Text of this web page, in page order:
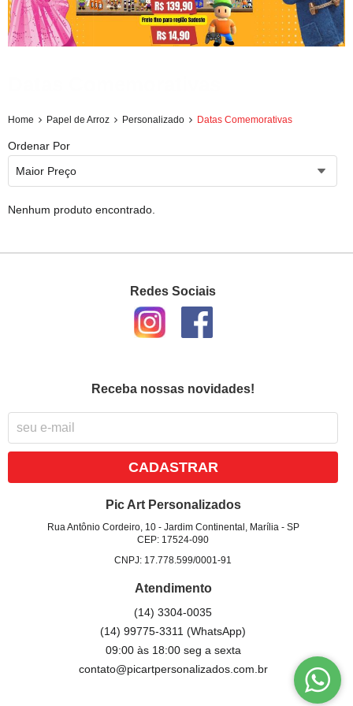
Home Papel de Arroz Personalizado Datas Comemorativas
Ordenar Por
Maior Preço
Nenhum produto encontrado.
Redes Sociais
Receba nossas novidades!
CADASTRAR
Pic Art Personalizados
Rua Antônio Cordeiro, 10- Jardim Continental, Marília - SP
CEP: 17524-090
CNPJ: 17.778.599/0001-91
Atendimento
(14) 3304-0035
(14) 99775-3311(WhatsApp)
09:00 às 18:00 seg a sexta
contato@picartpersonalizados.com.br